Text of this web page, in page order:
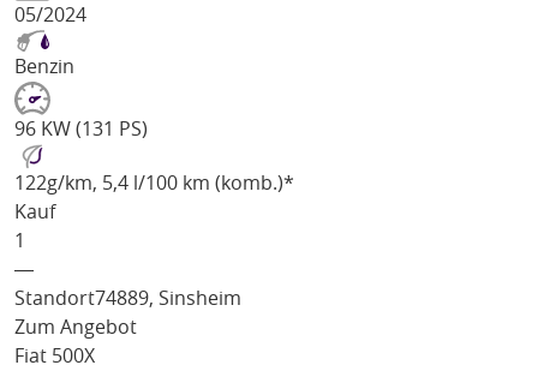
05/2024
Benzin
96 KW (131 PS)
122g/km, 5,4 l/100 km (komb.)*
Kauf
1
―
Standort74889, Sinsheim
Zum Angebot
Fiat 500X